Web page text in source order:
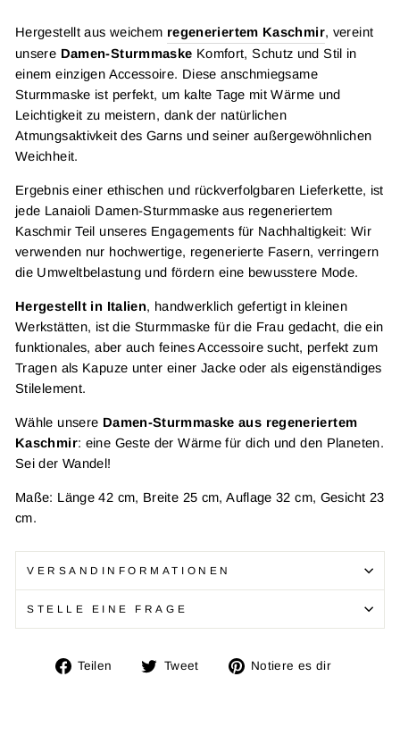
Hergestellt aus weichem regeneriertem Kaschmir, vereint
unsere Damen-Sturmmaske Komfort, Schutz und Stil in
einem einzigen Accessoire. Diese anschmiegsame
Sturmmaske ist perfekt, um kalte Tage mit Wärme und
Leichtigkeit zu meistern, dank der natürlichen
Atmungsaktivkeit des Garns und seiner außergewöhnlichen
Weichheit.
Ergebnis einer ethischen und rückverfolgbaren Lieferkette, ist
jede Lanaioli Damen-Sturmmaske aus regeneriertem
Kaschmir Teil unseres Engagements für Nachhaltigkeit: Wir
verwenden nur hochwertige, regenerierte Fasern, verringern
die Umweltbelastung und fördern eine bewusstere Mode.
Hergestellt in Italien, handwerklich gefertigt in kleinen
Werkstätten, ist die Sturmmaske für die Frau gedacht, die ein
funktionales, aber auch feines Accessoire sucht, perfekt zum
Tragen als Kapuze unter einer Jacke oder als eigenständiges
Stilelement.
Wähle unsere Damen-Sturmmaske aus regeneriertem
Kaschmir: eine Geste der Wärme für dich und den Planeten.
Sei der Wandel!
Maße: Länge 42 cm, Breite 25 cm, Auflage 32 cm, Gesicht 23
cm.
VERSANDINFORMATIONEN
STELLE EINE FRAGE
Teilen
Auf
Tweet
Twitta Notiere es dir